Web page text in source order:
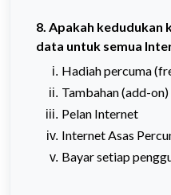
8. Apakah kedudukan
data untuk semua
Hadiah percuma
Tambahan (add-on)
Pelan Internet
Internet Asas
Bayar setiap